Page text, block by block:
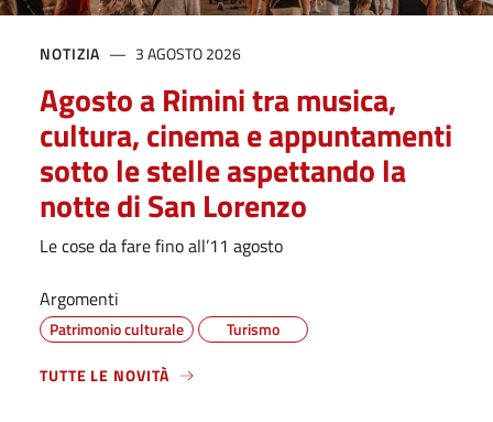
NOTIZIA 3 AGOSTO 2026
Agosto a Rimini tra musica,
cultura, cinema e appuntamenti
sotto le stelle aspettando la
notte di San Lorenzo
Le cose da fare fino all’11 agosto
Argomenti
Patrimonio culturale
Turismo
TUTTE LE NOVITÀ